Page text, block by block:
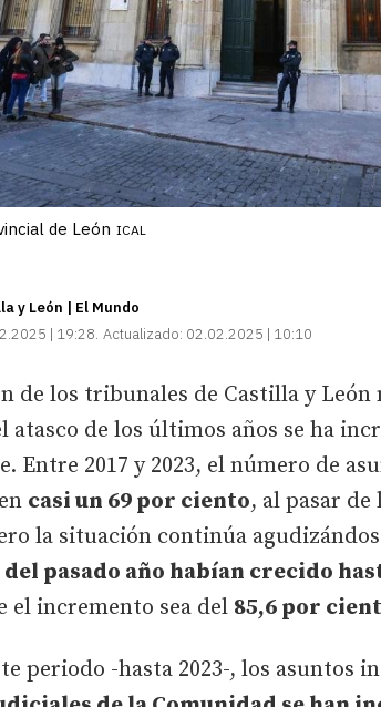
de León ICAL
y León | El Mundo
| 19:28 Actualizado: 02.02.2025 | 10:10
de los tribunales de Castilla y León
atasco de los últimos años se ha
Entre 2017 y 2023, el número de
casi un 69 por ciento, al pasar de
la situación continúa
pasado año habían crecido
el incremento sea del 85,6 por
periodo -hasta 2023-, los asuntos